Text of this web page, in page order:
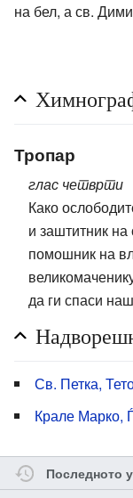
на бел, а св.
Тропар
глас четврти
Како
и заштитник
помошник на
да ги спаси
Св. Петка,
Крале Марко,
Последното